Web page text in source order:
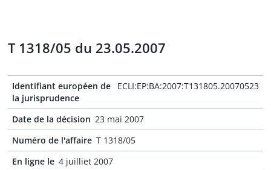
T 1318/05 du 23.05.2007
Identifiant européen de
la jurisprudence
ECLI:EP:BA:2007:T131805.20070523
Date de la décision 23 mai 2007
Numéro de l'affaire T 1318/05
En ligne le 4 juilliet 2007